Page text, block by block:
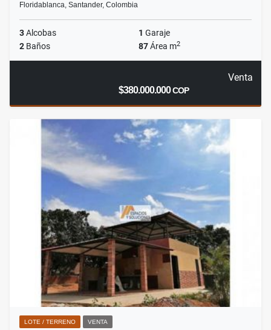
Floridablanca, Santander, Colombia
3Alcobas 1 Garaje
2 Baños 87Área m2
Venta
$380.000.000COP
LOTE / TERRENO VENTA